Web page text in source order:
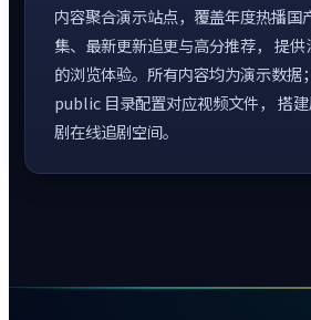
内容聚合演示站点，覆盖年度热播国
集、最新更新追更与高分推荐， 提
的浏览体验。所有内容均为演示数据
public 目录配置对应视频文件， 搭
剧在线追剧空间。